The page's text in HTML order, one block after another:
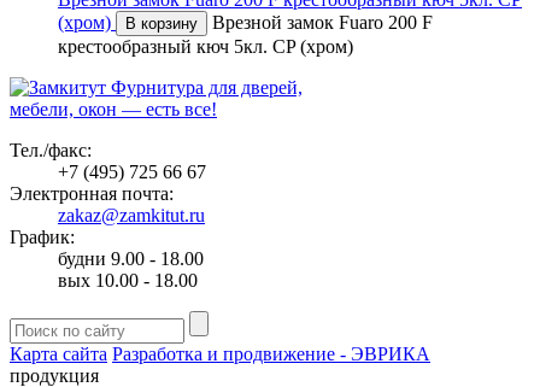
(хром)
В корзину
Врезной замок Fuaro 200 F
крестообразный кюч 5кл. CP (хром)
Фурнитура для дверей,
мебели, окон — есть все!
Тел./факс:
+7 (495) 725 66 67
Электронная почта:
zakaz@zamkitut.ru
График:
будни 9.00 - 18.00
вых 10.00 - 18.00
Карта сайта Разработка и продвижение - ЭВРИКА
продукция